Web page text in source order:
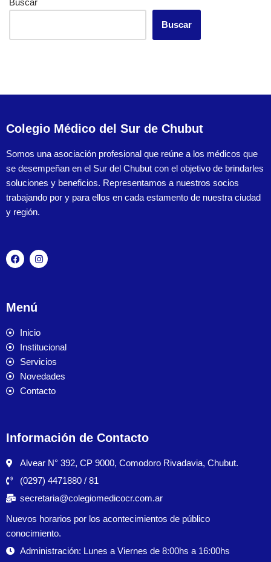
Buscar
Buscar
Colegio Médico del Sur de Chubut
Somos una asociación profesional que reúne a los médicos que
se desempeñan en el Sur del Chubut con el objetivo de brindarles
soluciones y beneficios. Representamos a nuestros socios
trabajando por y para ellos en cada estamento de nuestra ciudad
y región.
Menú
Inicio
Institucional
Servicios
Novedades
Contacto
Información de Contacto
Alvear N° 392, CP 9000, Comodoro Rivadavia, Chubut.
(0297) 4471880 / 81
secretaria@colegiomedicocr.com.ar
Nuevos horarios por los acontecimientos de público
conocimiento.
Administración: Lunes a Viernes de 8:00hs a 16:00hs